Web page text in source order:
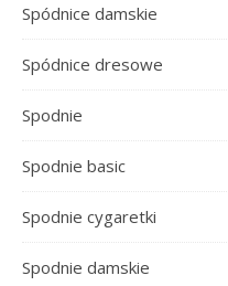
Spódnice damskie
Spódnice dresowe
Spodnie
Spodnie basic
Spodnie cygaretki
Spodnie damskie